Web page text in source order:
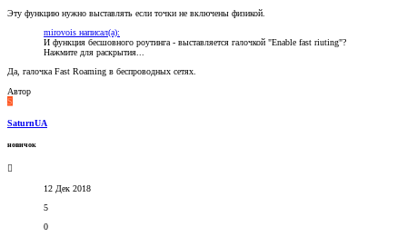
Эту функцию нужно выставлять если точки не включены физикой.
mirovois написал(а):
И функция бесшовного роутинга - выставляется галочкой "Enable fast riuting"?
Нажмите для раскрытия...
Да, галочка Fast Roaming в беспроводных сетях.
Автор
S
SaturnUA
новичок
12 Дек 2018
5
0